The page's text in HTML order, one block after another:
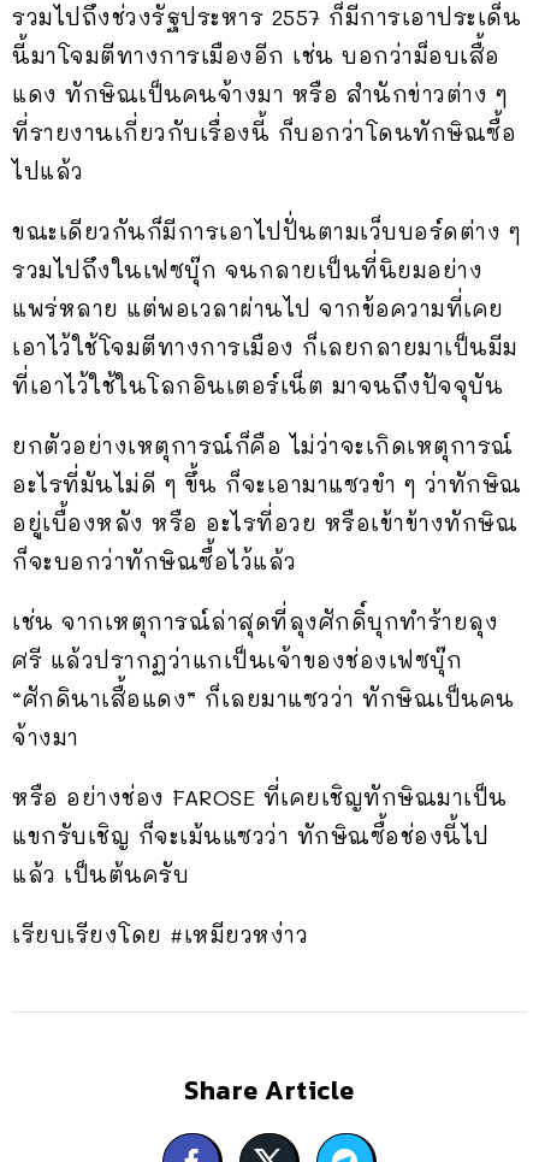
รวมไปถึงช่วงรัฐประหาร 2557 ก็มีการเอาประเด็น
นี้มาโจมตีทางการเมืองอีก เช่น บอกว่าม็อบเสื้อ
แดง ทักษิณเป็นคนจ้างมา หรือ สำนักข่าวต่าง ๆ
ที่รายงานเกี่ยวกับเรื่องนี้ ก็บอกว่าโดนทักษิณซื้อ
ไปแล้ว
ขณะเดียวกันก็มีการเอาไปปั่นตามเว็บบอร์ดต่าง ๆ
รวมไปถึงในเฟซบุ๊ก จนกลายเป็นที่นิยมอย่าง
แพร่หลาย แต่พอเวลาผ่านไป จากข้อความที่เคย
เอาไว้ใช้โจมตีทางการเมือง ก็เลยกลายมาเป็นมีม
ที่เอาไว้ใช้ในโลกอินเตอร์เน็ต มาจนถึงปัจจุบัน
ยกตัวอย่างเหตุการณ์ก็คือ ไม่ว่าจะเกิดเหตุการณ์
อะไรที่มันไม่ดี ๆ ขึ้น ก็จะเอามาแซวขำ ๆ ว่าทักษิณ
อยู่เบื้องหลัง หรือ อะไรที่อวย หรือเข้าข้างทักษิณ
ก็จะบอกว่าทักษิณซื้อไว้แล้ว
เช่น จากเหตุการณ์ล่าสุดที่ลุงศักดิ์บุกทำร้ายลุง
ศรี แล้วปรากฏว่าแกเป็นเจ้าของช่องเฟซบุ๊ก
“ศักดินาเสื้อแดง” ก็เลยมาแซวว่า ทักษิณเป็นคน
จ้างมา
หรือ อย่างช่อง FAROSE ที่เคยเชิญทักษิณมาเป็น
แขกรับเชิญ ก็จะเม้นแซวว่า ทักษิณซื้อช่องนี้ไป
แล้ว เป็นต้นครับ
เรียบเรียงโดย #เหมียวหง่าว
Share Article